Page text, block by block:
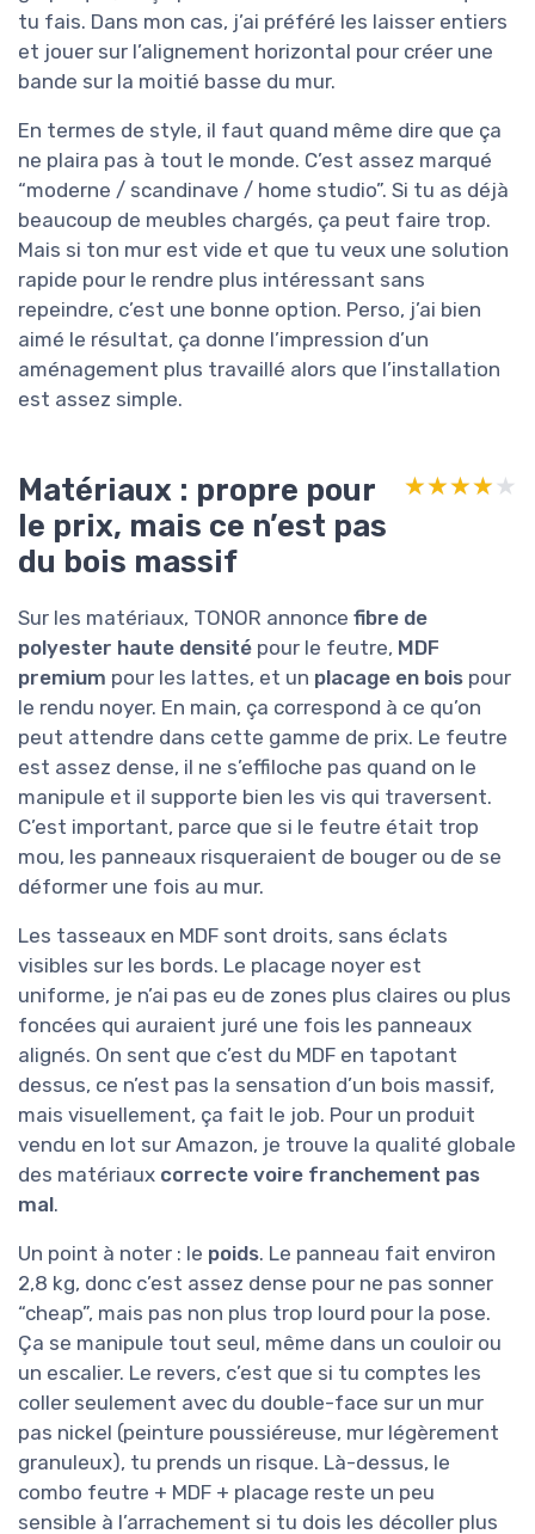
tu fais. Dans mon cas, j’ai préféré les laisser entiers
et jouer sur l’alignement horizontal pour créer une
bande sur la moitié basse du mur.
En termes de style, il faut quand même dire que ça
ne plaira pas à tout le monde. C’est assez marqué
“moderne / scandinave / home studio”. Si tu as déjà
beaucoup de meubles chargés, ça peut faire trop.
Mais si ton mur est vide et que tu veux une solution
rapide pour le rendre plus intéressant sans
repeindre, c’est une bonne option. Perso, j’ai bien
aimé le résultat, ça donne l’impression d’un
aménagement plus travaillé alors que l’installation
est assez simple.
Matériaux : propre pour
le prix, mais ce n’est pas
du bois massif
★★★★★
★★★★★
Sur les matériaux, TONOR annonce fibre de
polyester haute densité pour le feutre, MDF
premium pour les lattes, et un placage en bois pour
le rendu noyer. En main, ça correspond à ce qu’on
peut attendre dans cette gamme de prix. Le feutre
est assez dense, il ne s’effiloche pas quand on le
manipule et il supporte bien les vis qui traversent.
C’est important, parce que si le feutre était trop
mou, les panneaux risqueraient de bouger ou de se
déformer une fois au mur.
Les tasseaux en MDF sont droits, sans éclats
visibles sur les bords. Le placage noyer est
uniforme, je n’ai pas eu de zones plus claires ou plus
foncées qui auraient juré une fois les panneaux
alignés. On sent que c’est du MDF en tapotant
dessus, ce n’est pas la sensation d’un bois massif,
mais visuellement, ça fait le job. Pour un produit
vendu en lot sur Amazon, je trouve la qualité globale
des matériaux correcte voire franchement pas
mal.
Un point à noter : le poids. Le panneau fait environ
2,8 kg, donc c’est assez dense pour ne pas sonner
“cheap”, mais pas non plus trop lourd pour la pose.
Ça se manipule tout seul, même dans un couloir ou
un escalier. Le revers, c’est que si tu comptes les
coller seulement avec du double-face sur un mur
pas nickel (peinture poussiéreuse, mur légèrement
granuleux), tu prends un risque. Là-dessus, le
combo feutre + MDF + placage reste un peu
sensible à l’arrachement si tu dois les décoller plus